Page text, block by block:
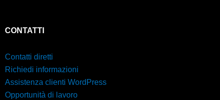
CONTATTI
Contatti diretti
Richiedi informazioni
Assistenza clienti WordPress
Opportunità di lavoro